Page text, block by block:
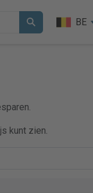
BE
kunt zien.